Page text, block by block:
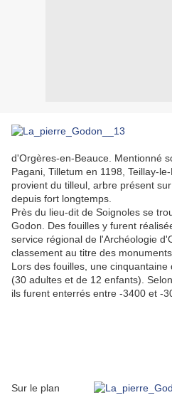
d'Orgères-en-Beauce. Mentionné
Pagani, Tilletum en 1198, Teillay-
provient du tilleul, arbre présent
depuis fort longtemps.
Près du lieu-dit de Soignoles se
Godon. Des fouilles y furent
service régional de l'Archéologie
classement au titre des
Lors des fouilles, une
(30 adultes et de 12 enfants).
ils furent enterrés entre -3400 et -
Sur le plan